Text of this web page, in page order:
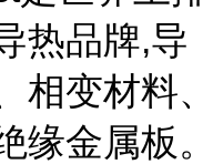
热品牌,导
相变材料、
缘金属板。